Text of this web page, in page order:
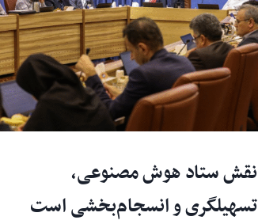
نقش ستاد هوش مصنوعی،
تسهیلگری و انسجام‌بخشی است